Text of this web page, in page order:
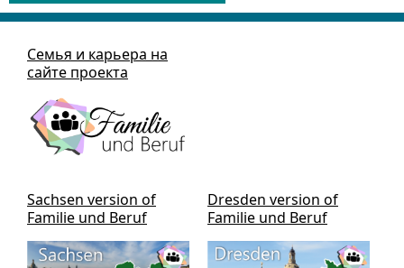
Семья и карьера на
сайте проекта
Sachsen version of
Familie und Beruf
Dresden version of
Familie und Beruf